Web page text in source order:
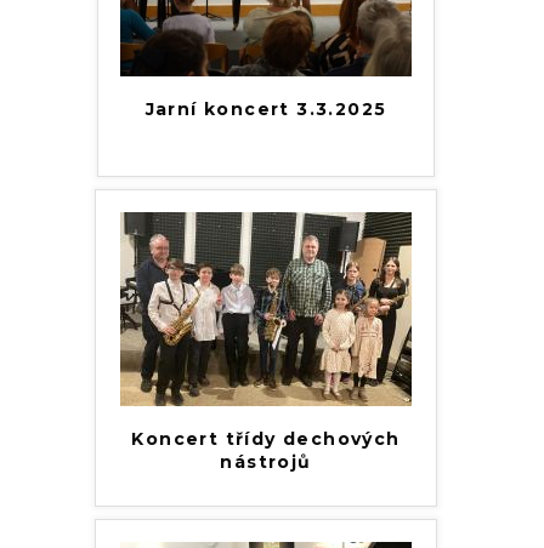
Jarní koncert 3.3.2025
Koncert třídy dechových
nástrojů